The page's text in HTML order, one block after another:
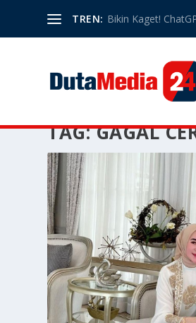
TREN: Bikin Kaget!
TAG:GAGAL